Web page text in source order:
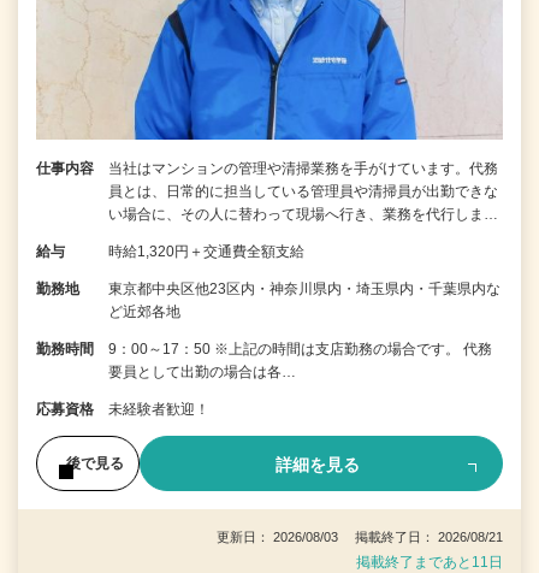
仕事内容
当社はマンションの管理や清掃業務を手がけています。代務
員とは、日常的に担当している管理員や清掃員が出勤できな
い場合に、その人に替わって現場へ行き、業務を代行しま…
給与 時給1,320円＋交通費全額支給
勤務地
東京都中央区他23区内・神奈川県内・埼玉県内・千葉県内な
ど近郊各地
勤務時間
9：00～17：50 ※上記の時間は支店勤務の場合です。 代務
要員として出勤の場合は各…
応募資格 未経験者歓迎！
後で見る 詳細を見る
更新日： 2026/08/03 掲載終了日： 2026/08/21
掲載終了まであと11日